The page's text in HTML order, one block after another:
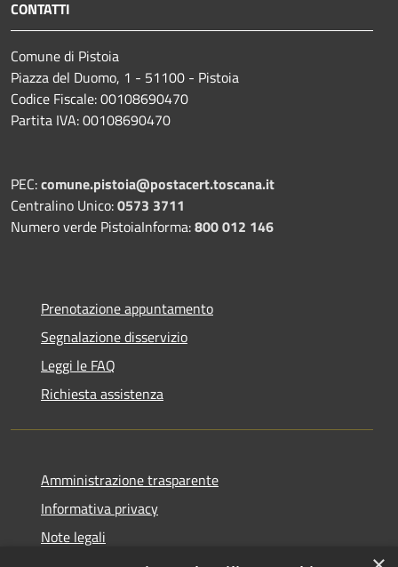
CONTATTI
Comune di Pistoia
Piazza del Duomo, 1 - 51100 - Pistoia
Codice Fiscale: 00108690470
Partita IVA: 00108690470
PEC:comune.pistoia@postacert.toscana.it
Centralino Unico:0573 3711
Numero verde PistoiaInforma:800 012 146
Prenotazione appuntamento
Segnalazione disservizio
Leggi le FAQ
Richiesta assistenza
Amministrazione trasparente
Informativa privacy
Note legali